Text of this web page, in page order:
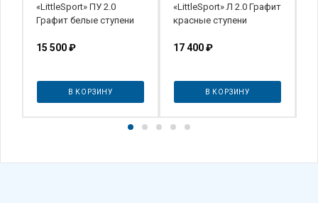
«LittleSport» ПУ 2.0
Графит белые ступени
15 500₽
В КОРЗИНУ
«LittleSport» Л 2.0 Графит
красные ступени
17 400₽
В КОРЗИНУ